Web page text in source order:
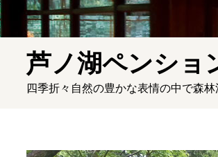
芦ノ湖ペンショ
四季折々自然の豊かな表情の中で森